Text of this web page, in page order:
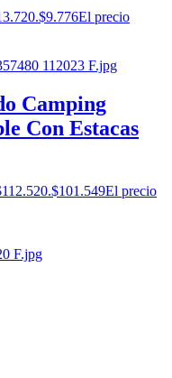
$9.776El precio
Camping
Con Estacas
$101.549El precio